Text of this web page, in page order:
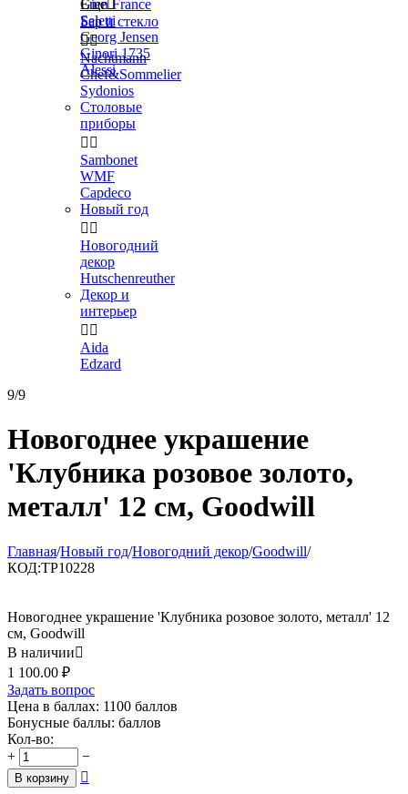
Gien France
Seletti
Georg Jensen
Ginori 1735
Alessi
Еще
Бар и стекло

Nachtmann
Chef&Sommelier
Sydonios
Столовые
приборы
 
Sambonet
WMF
Capdeco
Новый год
 
Новогодний
декор
Hutschenreuther
Декор и
интерьер
 
Aida
Edzard
9/9
Новогоднее украшение
'Клубника розовое золото,
металл' 12 см, Goodwill
Главная/Новый год/Новогодний декор/Goodwill/
КОД:TP10228
Новогоднее украшение 'Клубника розовое золото, металл' 12
см, Goodwill
В наличии
1 100.00 ₽
Задать вопрос
Цена в баллах: 1100 баллов
Бонусные баллы: баллов
Кол-во:
+
−
В корзину 